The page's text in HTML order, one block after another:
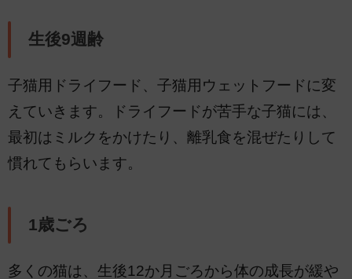
生後9週齢
子猫用ドライフード、子猫用ウェットフードに変
えていきます。ドライフードが苦手な子猫には、
最初はミルクをかけたり、離乳食を混ぜたりして
慣れてもらいます。
1歳ごろ
多くの猫は、生後12か月ごろから体の成長が緩や